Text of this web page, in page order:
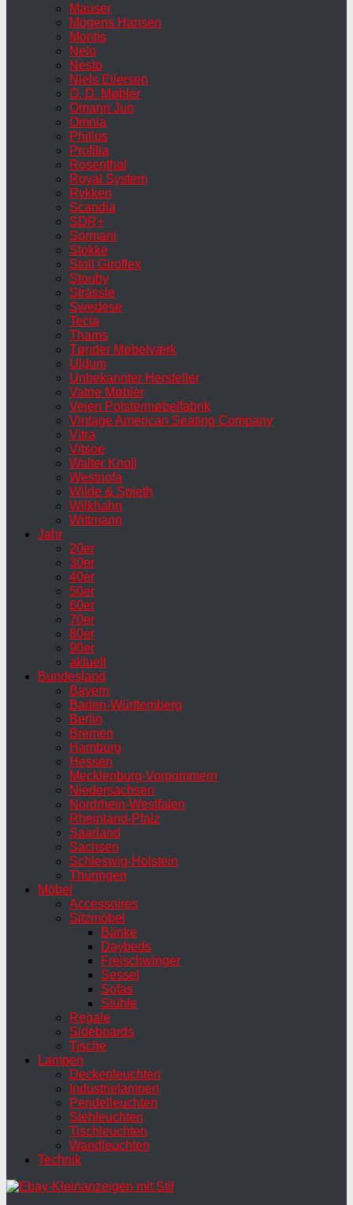
Mauser
Mogens Hansen
Montis
Nelo
Nesto
Niels Eilersen
O. D. Møbler
Omann Jun
Omnia
Philips
Profilia
Rosenthal
Royal System
Rykken
Scandia
SDR+
Sormani
Stokke
Stoll Giroflex
Stouby
Strässle
Swedese
Tecta
Thams
Tønder Møbelværk
Uldum
Unbekannter Hersteller
Vatne Møbler
Vejen Polstermøbelfabrik
Vintage American Seating Company
Vitra
Vitsoe
Walter Knoll
Westnofa
Wilde & Spieth
Wilkhahn
Wittmann
Jahr
20er
30er
40er
50er
60er
70er
80er
90er
aktuell
Bundesland
Bayern
Baden-Württemberg
Berlin
Bremen
Hamburg
Hessen
Mecklenburg-Vorpommern
Niedersachsen
Nordrhein-Westfalen
Rheinland-Pfalz
Saarland
Sachsen
Schleswig-Holstein
Thüringen
Möbel
Accessoires
Sitzmöbel
Bänke
Daybeds
Freischwinger
Sessel
Sofas
Stühle
Regale
Sideboards
Tische
Lampen
Deckenleuchten
Industrielampen
Pendelleuchten
Stehleuchten
Tischleuchten
Wandleuchten
Technik